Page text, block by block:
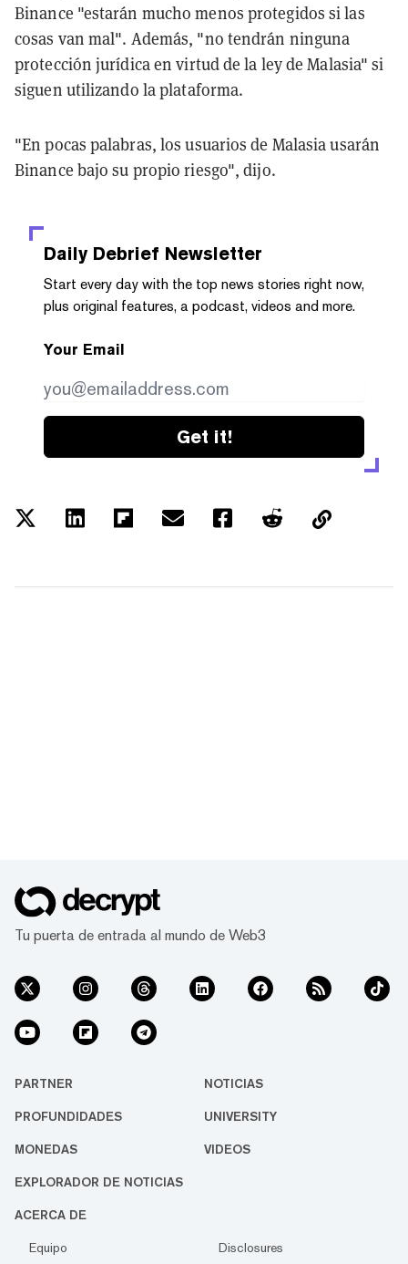
Binance "estarán mucho menos protegidos si las
cosas van mal". Además, "no tendrán ninguna
protección jurídica en virtud de la ley de Malasia" si
siguen utilizando la plataforma.
"En pocas palabras, los usuarios de Malasia usarán
Binance bajo su propio riesgo", dijo.
Daily Debrief Newsletter
Start every day with the top news stories right now,
plus original features, a podcast, videos and more.
Your Email
Get it!
Tu puerta de entrada al mundo de Web3
PARTNER NOTICIAS
PROFUNDIDADES UNIVERSITY
MONEDAS VIDEOS
EXPLORADOR DE NOTICIAS
ACERCA DE
Equipo Disclosures